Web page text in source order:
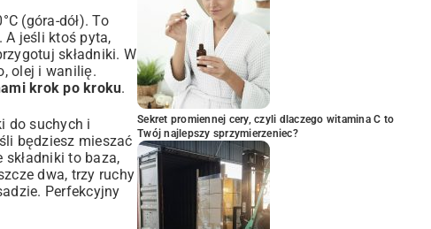
(góra-dół). To
A jeśli ktoś pyta,
składniki. W
olej i wanilię.
krok po kroku.
do suchych i
będziesz mieszać
to baza,
dwa, trzy ruchy
Perfekcyjny
Sekret promiennej cery, czyli dlaczego witamina C to
Twój najlepszy sprzymierzeniec?